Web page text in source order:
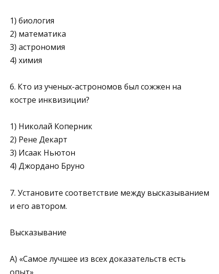
1) биология
2) математика
3) астрономия
4) химия
6. Кто из ученых-астрономов был сожжен на
костре инквизиции?
1) Николай Коперник
2) Рене Декарт
3) Исаак Ньютон
4) Джордано Бруно
7. Установите соответствие между высказыванием
и его автором.
Высказывание
А) «Самое лучшее из всех доказательств есть